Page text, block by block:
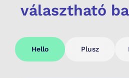
választható
Hello Plusz